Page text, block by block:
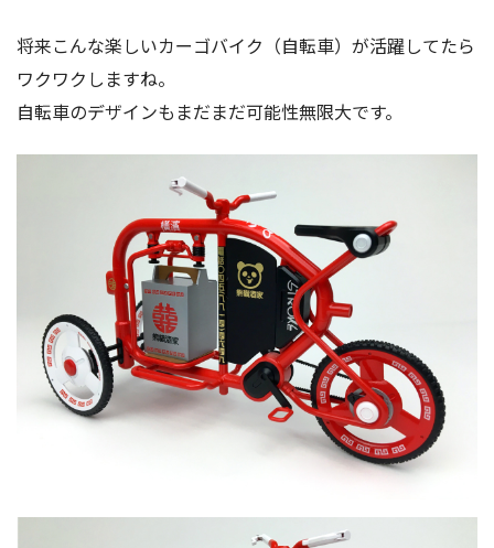
将来こんな楽しいカーゴバイク（自転車）が活躍してたら
ワクワクしますね。
自転車のデザインもまだまだ可能性無限大です。